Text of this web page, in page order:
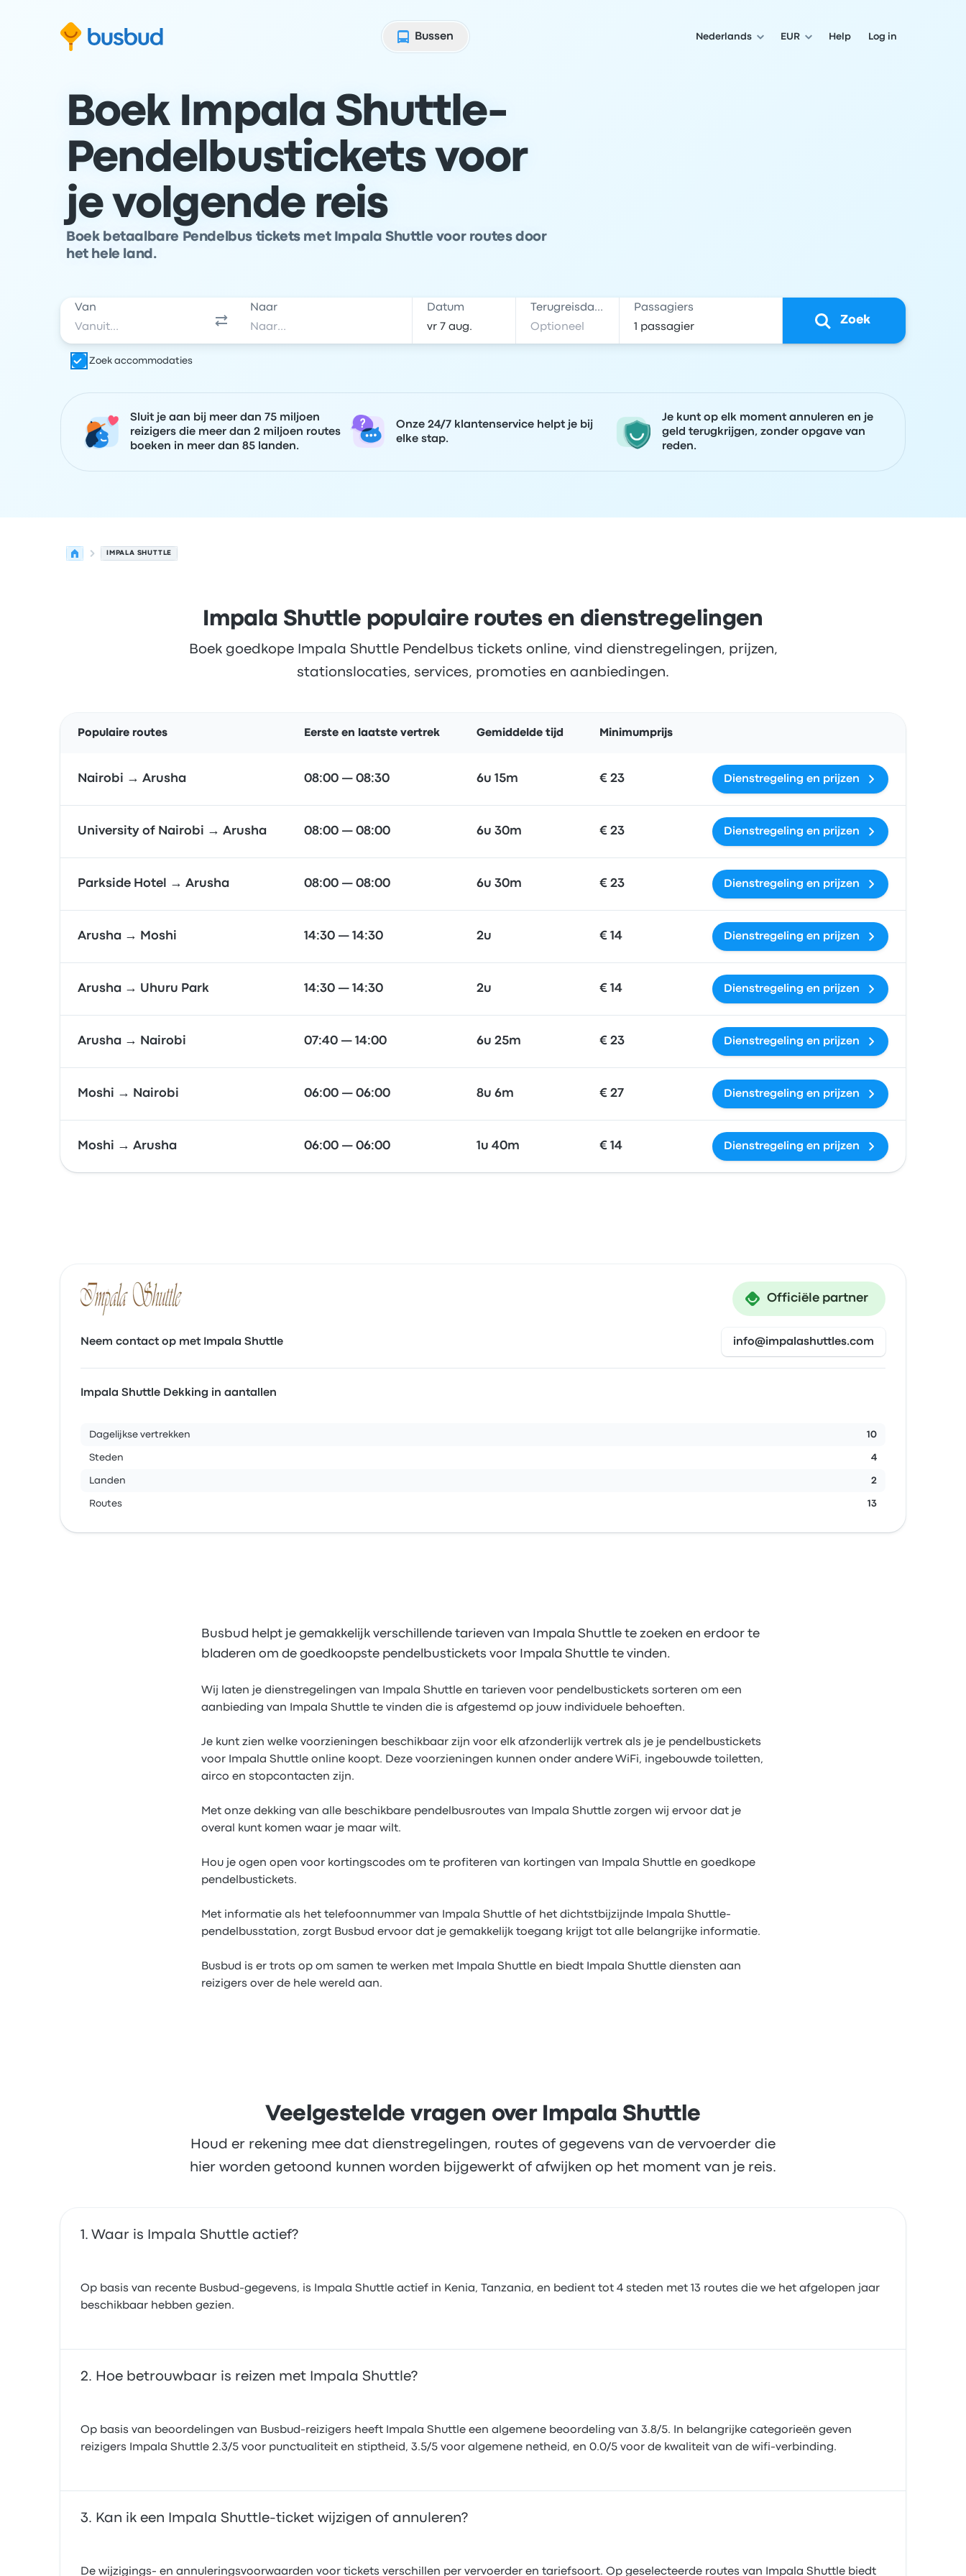
Bussen
Nederlands EUR Help Log in
Boek Impala Shuttle-
Pendelbustickets voor
je volgende reis
Boek betaalbare Pendelbus tickets met Impala Shuttle voor routes door
het hele land.
Van Naar Datum Terugreisdatum Passagiers
Zoek
Zoek accommodaties
Sluit je aan bij meer dan 75 miljoen
reizigers die meer dan 2 miljoen routes
boeken in meer dan 85 landen.
Onze 24/7 klantenservice helpt je bij
elke stap.
Je kunt op elk moment annuleren en je
geld terugkrijgen, zonder opgave van
reden.
IMPALA SHUTTLE
Impala Shuttle populaire routes en dienstregelingen
Boek goedkope Impala Shuttle Pendelbus tickets online, vind dienstregelingen, prijzen,
stationslocaties, services, promoties en aanbiedingen.
Populaire routes Eerste en laatste vertrek Gemiddelde tijd Minimumprijs
Nairobi → Arusha 08:00 — 08:30 6u 15m € 23 Dienstregeling en prijzen
University of Nairobi → Arusha 08:00 — 08:00 6u 30m € 23 Dienstregeling en prijzen
Parkside Hotel → Arusha 08:00 — 08:00 6u 30m € 23 Dienstregeling en prijzen
Arusha → Moshi 14:30 — 14:30 2u € 14 Dienstregeling en prijzen
Arusha → Uhuru Park 14:30 — 14:30 2u € 14 Dienstregeling en prijzen
Arusha → Nairobi 07:40 — 14:00 6u 25m € 23 Dienstregeling en prijzen
Moshi → Nairobi 06:00 — 06:00 8u 6m € 27 Dienstregeling en prijzen
Moshi → Arusha 06:00 — 06:00 1u 40m € 14 Dienstregeling en prijzen
Officiële partner
Neem contact op met Impala Shuttle info@impalashuttles.com
Impala Shuttle Dekking in aantallen
Dagelijkse vertrekken 10
Steden 4
Landen 2
Routes 13
Busbud helpt je gemakkelijk verschillende tarieven van Impala Shuttle te zoeken en erdoor te
bladeren om de goedkoopste pendelbustickets voor Impala Shuttle te vinden.
Wij laten je dienstregelingen van Impala Shuttle en tarieven voor pendelbustickets sorteren om een
aanbieding van Impala Shuttle te vinden die is afgestemd op jouw individuele behoeften.
Je kunt zien welke voorzieningen beschikbaar zijn voor elk afzonderlijk vertrek als je je pendelbustickets
voor Impala Shuttle online koopt. Deze voorzieningen kunnen onder andere WiFi, ingebouwde toiletten,
airco en stopcontacten zijn.
Met onze dekking van alle beschikbare pendelbusroutes van Impala Shuttle zorgen wij ervoor dat je
overal kunt komen waar je maar wilt.
Hou je ogen open voor kortingscodes om te profiteren van kortingen van Impala Shuttle en goedkope
pendelbustickets.
Met informatie als het telefoonnummer van Impala Shuttle of het dichtstbijzijnde Impala Shuttle-
pendelbusstation, zorgt Busbud ervoor dat je gemakkelijk toegang krijgt tot alle belangrijke informatie.
Busbud is er trots op om samen te werken met Impala Shuttle en biedt Impala Shuttle diensten aan
reizigers over de hele wereld aan.
Veelgestelde vragen over Impala Shuttle
Houd er rekening mee dat dienstregelingen, routes of gegevens van de vervoerder die
hier worden getoond kunnen worden bijgewerkt of afwijken op het moment van je reis.
Waar is Impala Shuttle actief?
Op basis van recente Busbud-gegevens, is Impala Shuttle actief in Kenia, Tanzania, en bedient tot 4 steden met 13 routes die we het afgelopen jaar
beschikbaar hebben gezien.
Hoe betrouwbaar is reizen met Impala Shuttle?
Op basis van beoordelingen van Busbud-reizigers heeft Impala Shuttle een algemene beoordeling van 3.8/5. In belangrijke categorieën geven
reizigers Impala Shuttle 2.3/5 voor punctualiteit en stiptheid, 3.5/5 voor algemene netheid, en 0.0/5 voor de kwaliteit van de wifi-verbinding.
Kan ik een Impala Shuttle-ticket wijzigen of annuleren?
De wijzigings- en annuleringsvoorwaarden voor tickets verschillen per vervoerder en tariefsoort. Op geselecteerde routes van Impala Shuttle biedt